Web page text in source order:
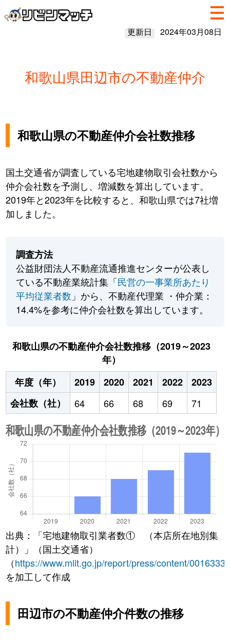
更新日 2024年03月08日
和歌山県田辺市の不動産仲介
和歌山県の不動産仲介会社数推移
国土交通省が調査している宅地建物取引会社数から
仲介会社数を予測し、増減数を算出しています。
2019年と2023年を比較すると、和歌山県では7社増
加しました。
調査方法
公益財団法人不動産流通推進センターが公表し
ている不動産業統計集「民営の一事業所あたり
平均従業者数 」から、不動産代理業 ・仲介業：
14.4%を参考に仲介会社数を算出しています。
和歌山県の不動産仲介会社数推移（2019～2023
年）
年度（年）
2019 2020 2021 2022
2023
会社数（社）
64 66 68 69 71
出典：「宅地建物取引業者数① （本店所在地別集
計）」（国土交通省）
（https://www.mlit.go.jp/report/press/content/
を加工して作成
田辺市の不動産仲介件数の推移